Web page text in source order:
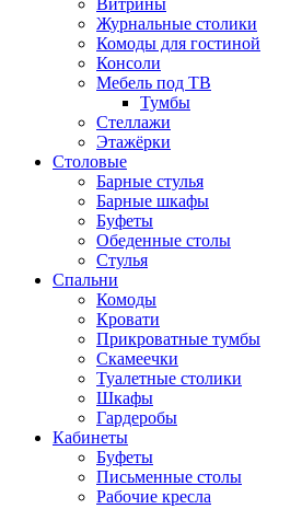
Витрины
Журнальные столики
Комоды для гостиной
Консоли
Мебель под ТВ
Тумбы
Стеллажи
Этажёрки
Столовые
Барные стулья
Барные шкафы
Буфеты
Обеденные столы
Стулья
Спальни
Комоды
Кровати
Прикроватные тумбы
Скамеечки
Туалетные столики
Шкафы
Гардеробы
Кабинеты
Буфеты
Письменные столы
Рабочие кресла